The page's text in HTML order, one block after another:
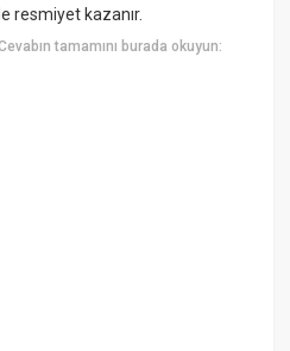
resmiyet kazanır.
tamamını burada okuyun: